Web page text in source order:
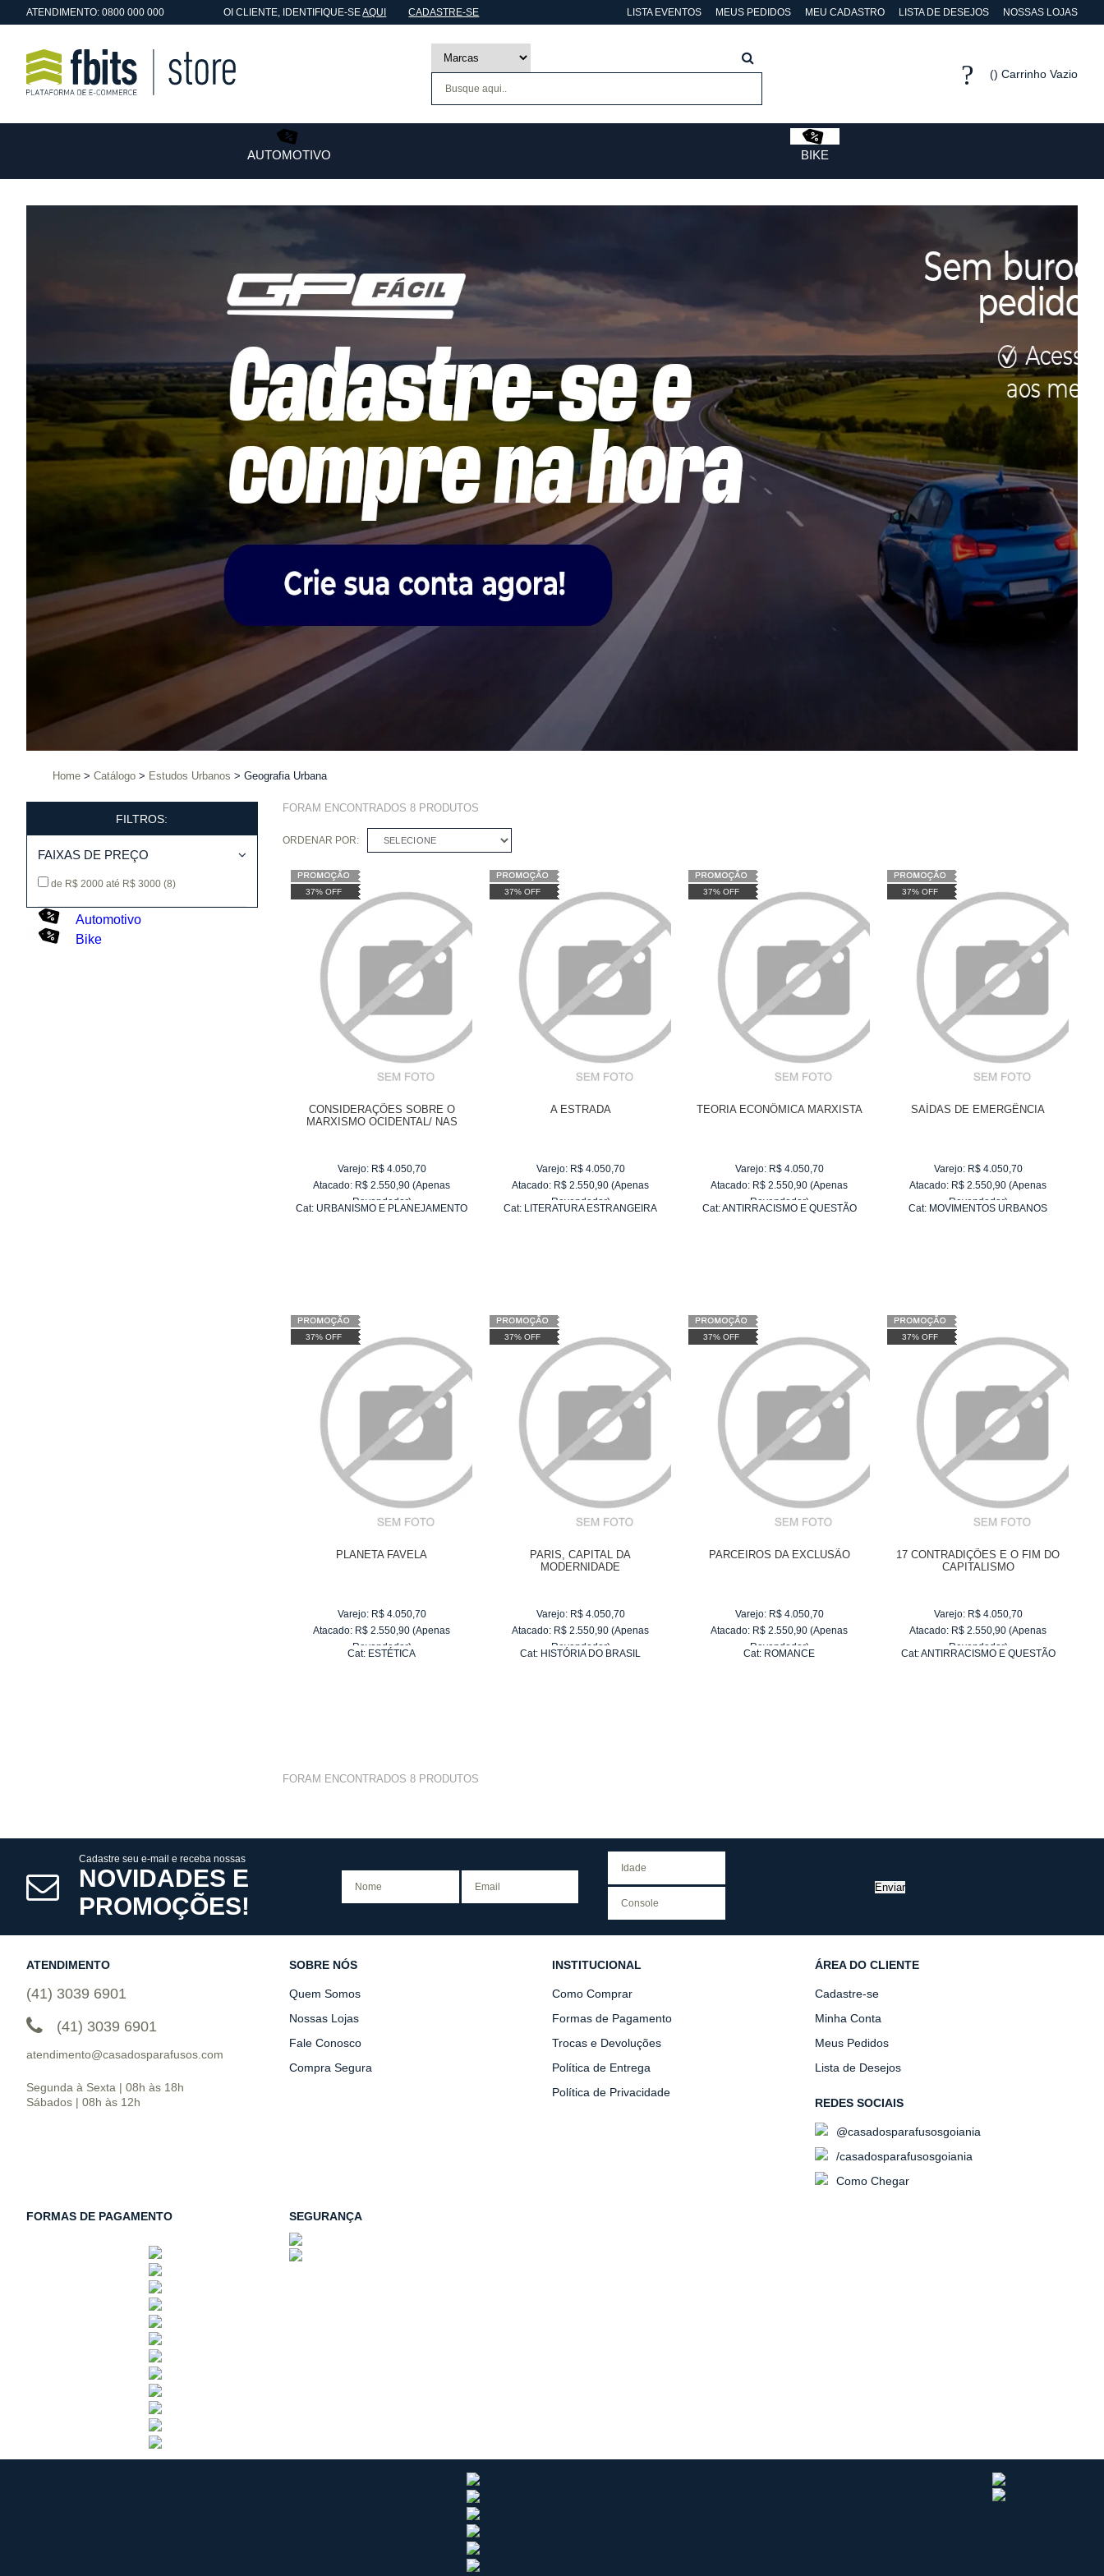
ATENDIMENTO: 0800 000 000 OICLIENTE, IDENTIFIQUE-SEAQUI CADASTRE-SE LISTA EVENTOS MEUS PEDIDOS MEU CADASTRO LISTA DE DESEJOS NOSSAS LOJAS
Carrinho Vazio
AUTOMOTIVO BIKE
Home Catálogo Estudos Urbanos Geografia Urbana
FILTROS:
FAIXAS DE PREÇO
de R$ 2000 até R$ 3000 (8)
Automotivo
Bike
FORAM ENCONTRADOS 8PRODUTOS
ORDENAR POR: SELECIONE
37% OFF
CONSIDERAÇÕES SOBRE O
MARXISMO OCIDENTAL/ NAS
Varejo: R$ 4.050,70
Atacado: R$ 2.550,90 (Apenas
Revendedor)
Cat: URBANISMO E PLANEJAMENTO
37% OFF
A ESTRADA
Varejo: R$ 4.050,70
Atacado: R$ 2.550,90 (Apenas
Revendedor)
Cat: LITERATURA ESTRANGEIRA
37% OFF
TEORIA ECONÔMICA MARXISTA
Varejo: R$ 4.050,70
Atacado: R$ 2.550,90 (Apenas
Revendedor)
Cat:ANTIRRACISMO E QUESTÃO
37% OFF
SAÍDAS DE EMERGÊNCIA
Varejo: R$ 4.050,70
Atacado: R$ 2.550,90 (Apenas
Revendedor)
Cat: MOVIMENTOS URBANOS
37% OFF
PLANETA FAVELA
Varejo: R$ 4.050,70
Atacado: R$ 2.550,90 (Apenas
Revendedor)
Cat: ESTÉTICA
37% OFF
PARIS, CAPITAL DA
MODERNIDADE
Varejo: R$ 4.050,70
Atacado: R$ 2.550,90 (Apenas
Revendedor)
Cat: HISTÓRIA DO BRASIL
37% OFF
PARCEIROS DA EXCLUSÃO
Varejo: R$ 4.050,70
Atacado: R$ 2.550,90 (Apenas
Revendedor)
Cat: ROMANCE
37% OFF
17 CONTRADIÇÕES E O FIM DO
CAPITALISMO
Varejo: R$ 4.050,70
Atacado: R$ 2.550,90 (Apenas
Revendedor)
Cat:ANTIRRACISMO E QUESTÃO
FORAM ENCONTRADOS 8PRODUTOS
Cadastre seu e-mail e receba nossas
NOVIDADES E
PROMOÇÕES!
Enviar
ATENDIMENTO
(41) 3039 6901
(41) 3039 6901
atendimento@casadosparafusos.com
Segunda à Sexta | 08h às 18h
Sábados | 08h às 12h
SOBRE NÓS
Quem Somos
Nossas Lojas
Fale Conosco
Compra Segura
INSTITUCIONAL
Como Comprar
Formas de Pagamento
Trocas e Devoluções
Política de Entrega
Política de Privacidade
ÁREA DO CLIENTE
Cadastre-se
Minha Conta
Meus Pedidos
Lista de Desejos
REDES SOCIAIS
@casadosparafusosgoiania
/casadosparafusosgoiania
Como Chegar
FORMAS DE PAGAMENTO SEGURANÇA